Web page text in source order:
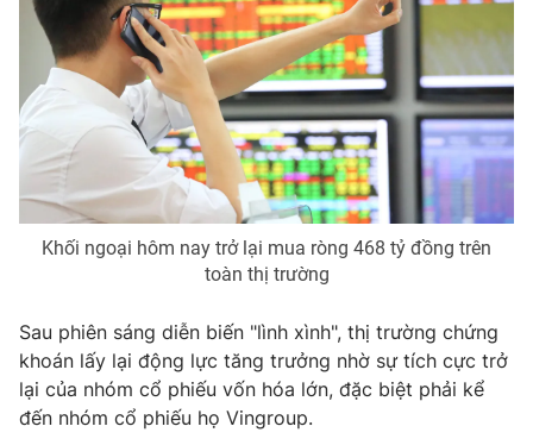
Video Shorts video
VTV Money VTV Thể thao
VTV Sức khoẻ Bất động sản
Thị trường 24h Tấm lòng Việt
Vươn mình bằng AI
VTV9 VTV8
Liên hệ tòa soạn English
Khối ngoại hôm nay trở lại mua ròng 468 tỷ đồng trên
toàn thị trường
Sau phiên sáng diễn biến "lình xình", thị trường chứng
khoán lấy lại động lực tăng trưởng nhờ sự tích cực trở
lại của nhóm cổ phiếu vốn hóa lớn, đặc biệt phải kể
đến nhóm cổ phiếu họ Vingroup.